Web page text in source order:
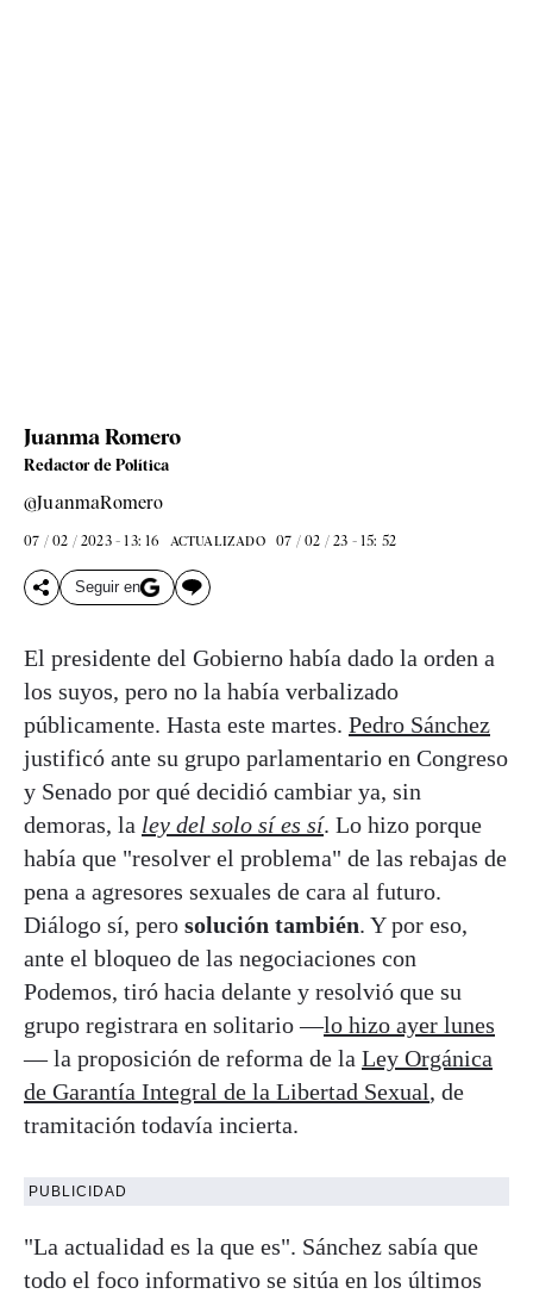
Juanma Romero
Redactor de Política
@JuanmaRomero
07 / 02 / 2023 - 13: 16 ACTUALIZADO 07 / 02 / 23 - 15: 52
Seguir en
El presidente del Gobierno había dado la orden a
los suyos, pero no la había verbalizado
públicamente. Hasta este martes. Pedro Sánchez
justificó ante su grupo parlamentario en Congreso
y Senado por qué decidió cambiar ya, sin
demoras, la ley del solo sí es sí. Lo hizo porque
había que "resolver el problema" de las rebajas de
pena a agresores sexuales de cara al futuro.
Diálogo sí, pero solución también. Y por eso,
ante el bloqueo de las negociaciones con
Podemos, tiró hacia delante y resolvió que su
grupo registrara en solitario —lo hizo ayer lunes
— la proposición de reforma de la Ley Orgánica
de Garantía Integral de la Libertad Sexual, de
tramitación todavía incierta.
PUBLICIDAD
"La actualidad es la que es". Sánchez sabía que
todo el foco informativo se sitúa en los últimos